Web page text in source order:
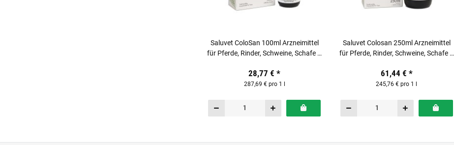
Saluvet ColoSan 100ml Arzneimittel
für Pferde, Rinder, Schweine, Schafe &
28,77 €*
287,69 € pro 1 l
Saluvet Colosan 250ml Arzneimittel
für Pferde, Rinder, Schweine, Schafe &
61,44 € *
245,76 € pro 1 l